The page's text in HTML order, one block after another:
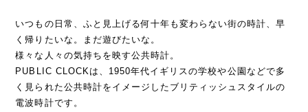
いつもの日常、ふと見上げる何十年も変わらない街の時計、早
く帰りたいな。まだ遊びたいな。
様々な人々の気持ちを映す公共時計。
PUBLIC CLOCKは、1950年代イギリスの学校や公園などで多
く見られた公共時計をイメージしたブリティッシュスタイルの
電波時計です。